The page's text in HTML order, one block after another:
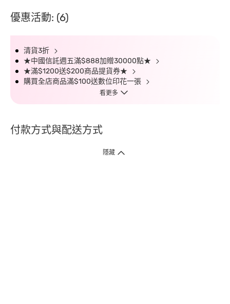
優惠活動: (6)
清貨3折
★中國信託週五滿$888加贈30000點★
★滿$1200送$200商品提貨券★
購買全店商品滿$100送數位印花一張
看更多
付款方式與配送方式
隱藏